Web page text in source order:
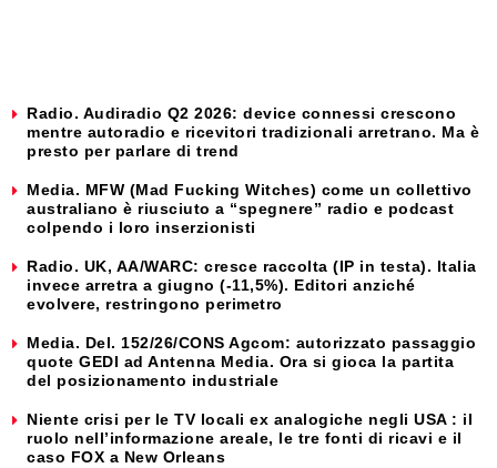
Radio. Audiradio Q2 2026: device connessi crescono
mentre autoradio e ricevitori tradizionali arretrano. Ma è
presto per parlare di trend
Media. MFW (Mad Fucking Witches) come un collettivo
australiano è riusciuto a “spegnere” radio e podcast
colpendo i loro inserzionisti
Radio. UK, AA/WARC: cresce raccolta (IP in testa). Italia
invece arretra a giugno (-11,5%). Editori anziché
evolvere, restringono perimetro
Media. Del. 152/26/CONS Agcom: autorizzato passaggio
quote GEDI ad Antenna Media. Ora si gioca la partita
del posizionamento industriale
Niente crisi per le TV locali ex analogiche negli USA : il
ruolo nell’informazione areale, le tre fonti di ricavi e il
caso FOX a New Orleans